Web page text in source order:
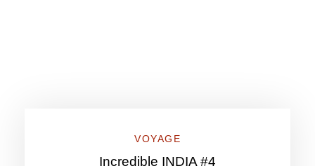
VOYAGE
Incredible INDIA #4